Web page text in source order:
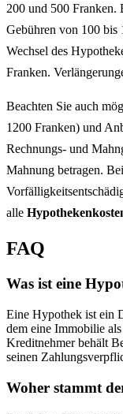
200 und 500 Franken.
Gebühren von 100 bis
Wechsel des
Franken.
Beachten Sie auch
1200 Franken) und
Rechnungs- und
Mahnung betragen.
alle
FAQ
Was ist eine
Eine Hypothek ist ein
dem eine Immobilie
Kreditnehmer behält
seinen
Woher stammt